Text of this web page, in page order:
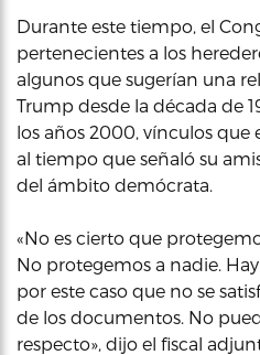
Durante este tiempo, el
pertenecientes a los
algunos que sugerían una
Trump desde la década de
los años 2000, vínculos que
al tiempo que señaló su
del ámbito demócrata.
«No es cierto que
No protegemos a nadie.
por este caso que no se
de los documentos. No
respecto», dijo el fiscal